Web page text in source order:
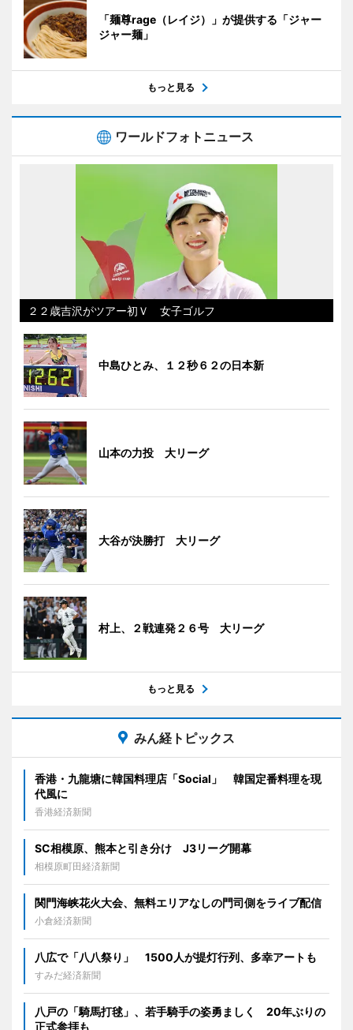
「麺尊rage（レイジ）」が提供する「ジャー
ジャー麺」
もっと見る
ワールドフォトニュース
２２歳吉沢がツアー初Ｖ 女子ゴルフ
中島ひとみ、１２秒６２の日本新
山本の力投 大リーグ
大谷が決勝打 大リーグ
村上、２戦連発２６号 大リーグ
もっと見る
みん経トピックス
香港・九龍塘に韓国料理店「Social」 韓国定番料理を現
代風に
香港経済新聞
SC相模原、熊本と引き分け J3リーグ開幕
相模原町田経済新聞
関門海峡花火大会、無料エリアなしの門司側をライブ配信
小倉経済新聞
八広で「八八祭り」 1500人が提灯行列、多幸アートも
すみだ経済新聞
八戸の「騎馬打毬」、若手騎手の姿勇ましく 20年ぶりの
正式参拝も